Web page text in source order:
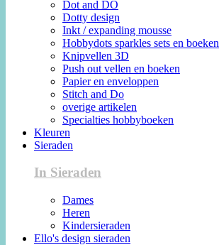
Dot and DO
Dotty design
Inkt / expanding mousse
Hobbydots sparkles sets en boeken
Knipvellen 3D
Push out vellen en boeken
Papier en enveloppen
Stitch and Do
overige artikelen
Specialties hobbyboeken
Kleuren
Sieraden
In Sieraden
Dames
Heren
Kindersieraden
Ello's design sieraden